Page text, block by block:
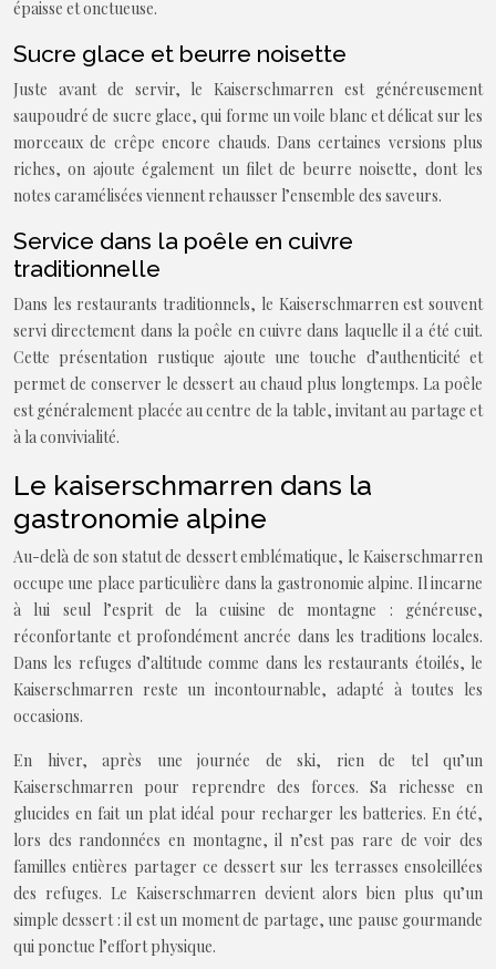
épaisse et onctueuse.
Sucre glace et beurre noisette
Juste avant de servir, le Kaiserschmarren est généreusement
saupoudré de sucre glace, qui forme un voile blanc et délicat sur les
morceaux de crêpe encore chauds. Dans certaines versions plus
riches, on ajoute également un filet de beurre noisette, dont les
notes caramélisées viennent rehausser l’ensemble des saveurs.
Service dans la poêle en cuivre
traditionnelle
Dans les restaurants traditionnels, le Kaiserschmarren est souvent
servi directement dans la poêle en cuivre dans laquelle il a été cuit.
Cette présentation rustique ajoute une touche d’authenticité et
permet de conserver le dessert au chaud plus longtemps. La poêle
est généralement placée au centre de la table, invitant au partage et
à la convivialité.
Le kaiserschmarren dans la
gastronomie alpine
Au-delà de son statut de dessert emblématique, le Kaiserschmarren
occupe une place particulière dans la gastronomie alpine. Il incarne
à lui seul l’esprit de la cuisine de montagne : généreuse,
réconfortante et profondément ancrée dans les traditions locales.
Dans les refuges d’altitude comme dans les restaurants étoilés, le
Kaiserschmarren reste un incontournable, adapté à toutes les
occasions.
En hiver, après une journée de ski, rien de tel qu’un
Kaiserschmarren pour reprendre des forces. Sa richesse en
glucides en fait un plat idéal pour recharger les batteries. En été,
lors des randonnées en montagne, il n’est pas rare de voir des
familles entières partager ce dessert sur les terrasses ensoleillées
des refuges. Le Kaiserschmarren devient alors bien plus qu’un
simple dessert : il est un moment de partage, une pause gourmande
qui ponctue l’effort physique.